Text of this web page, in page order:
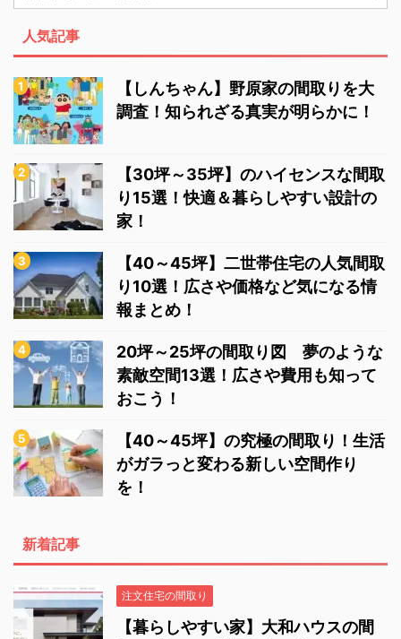
人気記事
【しんちゃん】野原家の間取りを大
調査！知られざる真実が明らかに！
【30坪～35坪】のハイセンスな間取
り15選！快適＆暮らしやすい設計の
家！
【40～45坪】二世帯住宅の人気間取
り10選！広さや価格など気になる情
報まとめ！
20坪～25坪の間取り図 夢のような
素敵空間13選！広さや費用も知って
おこう！
【40～45坪】の究極の間取り！生活
がガラっと変わる新しい空間作り
を！
新着記事
注文住宅の間取り
【暮らしやすい家】大和ハウスの間